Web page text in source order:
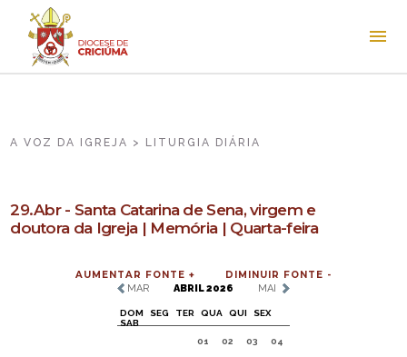
A VOZ DA IGREJA > LITURGIA DIÁRIA
29.Abr - Santa Catarina de Sena, virgem e
doutora da Igreja | Memória | Quarta-feira
AUMENTAR FONTE +
DIMINUIR FONTE -
MAR
ABRIL 2026 MAI
DOM SEG TER QUA QUI
SEX
SAB
01
02 03 04